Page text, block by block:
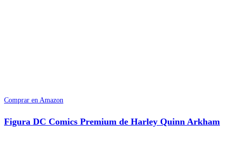
Comprar en Amazon
Figura DC Comics Premium de Harley Quinn Arkham